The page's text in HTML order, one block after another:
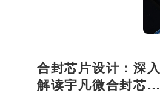
合封芯片设计：深入
解读宇凡微合封芯片